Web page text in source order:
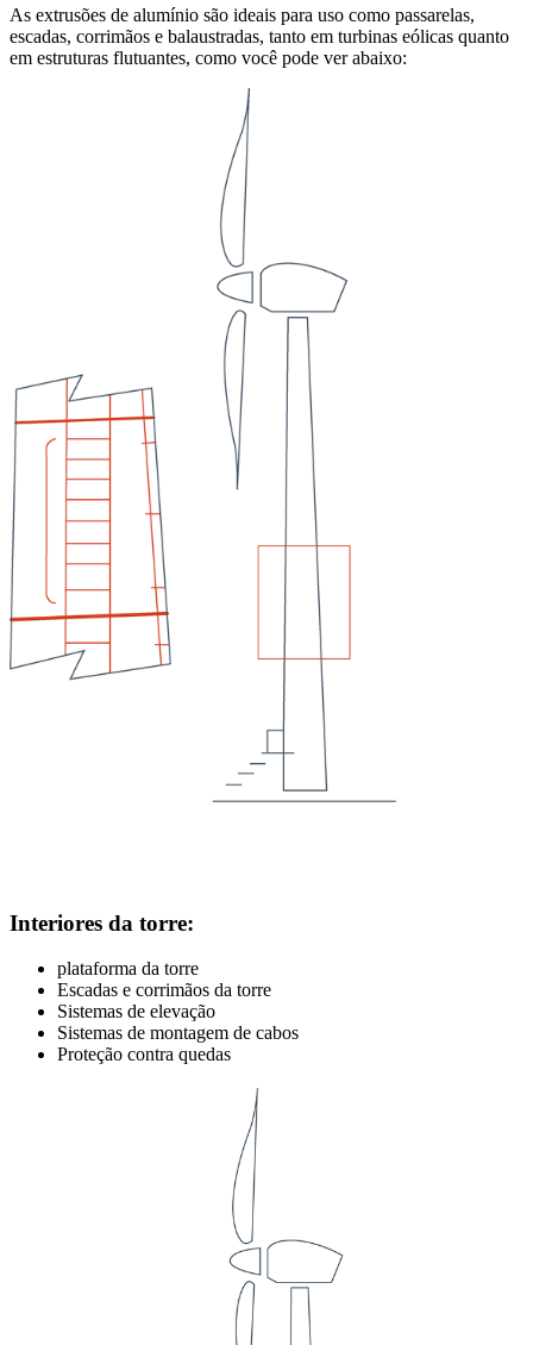
As extrusões de alumínio são ideais para uso como passarelas,
escadas, corrimãos e balaustradas, tanto em turbinas eólicas quanto
em estruturas flutuantes, como você pode ver abaixo:
Interiores da torre:
plataforma da torre
Escadas e corrimãos da torre
Sistemas de elevação
Sistemas de montagem de cabos
Proteção contra quedas